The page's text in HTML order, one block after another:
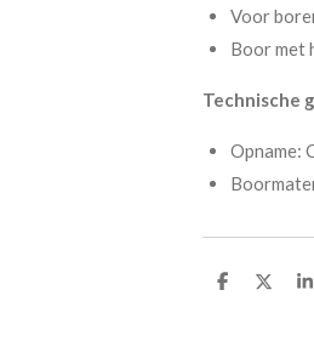
Voor
Boor met
Technische
Opname:
D
D
S